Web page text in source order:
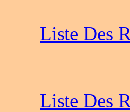
Liste Des
Liste Des